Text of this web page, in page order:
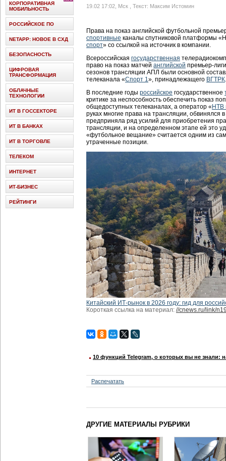
19.02 17:02, Мск , Текст: Максим Истомин
Права на показ английской футбольной
спортивные каналы спутниковой платформы
спорт» со ссылкой на источник в компании.
Всероссийская государственная
право на показ матчей английской премьер-
сезонов трансляции АПЛ были основной
телеканала «Спорт 1», принадлежащего ВГТРК.
В последние годы российское государственное
критике за неспособность обеспечить показ
общедоступных телеканалах, а оператор « НТВ
руках многие права на трансляции, обвинялся
предприняла ряд усилий для приобретения
трансляции, и на определенном этапе ей это
«футбольное вещание» считается одним из
утраченные позиции.
Китайский ИТ-рынок в 2026 году: гид для
Короткая ссылка на материал: //cnews.ru/link/
10 функций Telegram, о которых вы не знали:
Распечатать
ДРУГИЕ МАТЕРИАЛЫ РУБРИКИ
КОРПОРАТИВНАЯ
МОБИЛЬНОСТЬ
РОССИЙСКОЕ ПО
NETAPP: НОВОЕ В СХД
БЕЗОПАСНОСТЬ
ЦИФРОВАЯ
ТРАНСФОРМАЦИЯ
ОБЛАЧНЫЕ
ТЕХНОЛОГИИ
ИТ В ГОССЕКТОРЕ
ИТ В БАНКАХ
ИТ В ТОРГОВЛЕ
ТЕЛЕКОМ
ИНТЕРНЕТ
ИТ-БИЗНЕС
РЕЙТИНГИ